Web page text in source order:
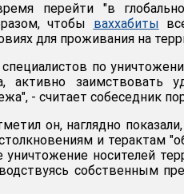
перейти "в
чтобы ваххабиты
для проживания на
по
активно заимствовать
- считает собеседник
он, наглядно
и терактам
уничтожение носителей
собственным